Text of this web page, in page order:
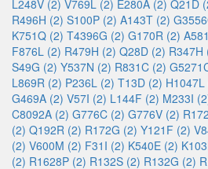
L248V (2) V769L (2) E280A (2) Q21D
R496H (2) S100P (2) A143T (2)
K751Q (2) T4396G (2) G170R (2)
F876L (2) R479H (2) Q28D (2) R347H
S49G (2) Y537N (2) R831C (2)
L869R (2) P236L (2) T13D (2) H1047L
G469A (2) V57I (2) L144F (2) M233I
C8092A (2) G776C (2) G776V (2)
(2) Q192R (2) R172G (2) Y121F (2)
(2) V600M (2) F31I (2) K540E (2)
(2) R1628P (2) R132S (2) R132G (2)